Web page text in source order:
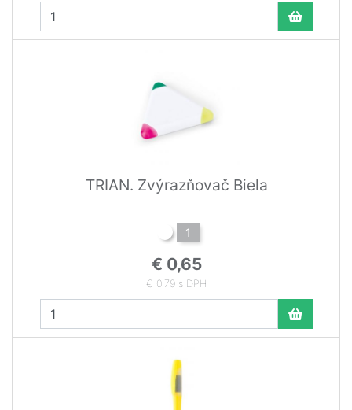
TRIAN. Zvýrazňovač Biela
1
€ 0,65
€ 0,79 s DPH